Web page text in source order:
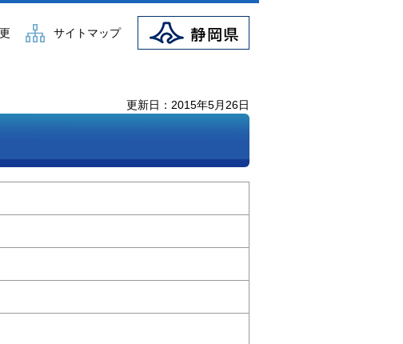
サイトマップ
静岡県
更新日：2015年5月26日